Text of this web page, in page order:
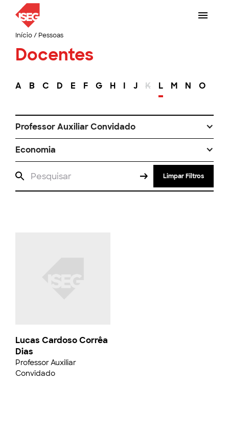
Início/ Pessoas
Docentes
A B C D E F G H I J K L M N O
Professor Auxiliar Convidado
Economia
Limpar Filtros
Lucas Cardoso Corrêa
Dias
Professor Auxiliar
Convidado